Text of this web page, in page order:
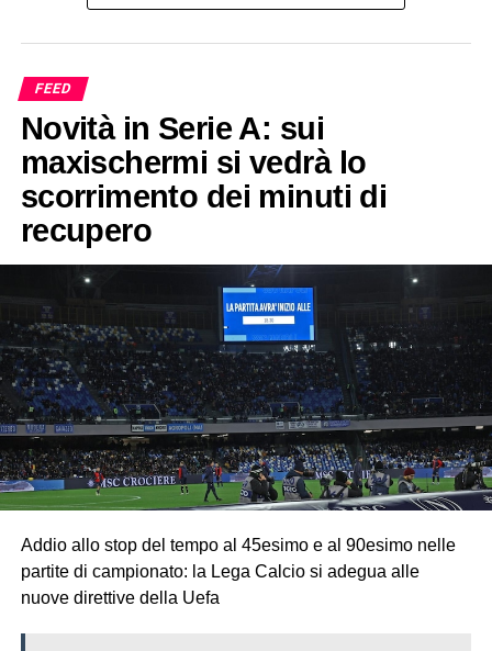
FEED
Novità in Serie A: sui
maxischermi si vedrà lo
scorrimento dei minuti di
recupero
Addio allo stop del tempo al 45esimo e al 90esimo nelle
partite di campionato: la Lega Calcio si adegua alle
nuove direttive della Uefa